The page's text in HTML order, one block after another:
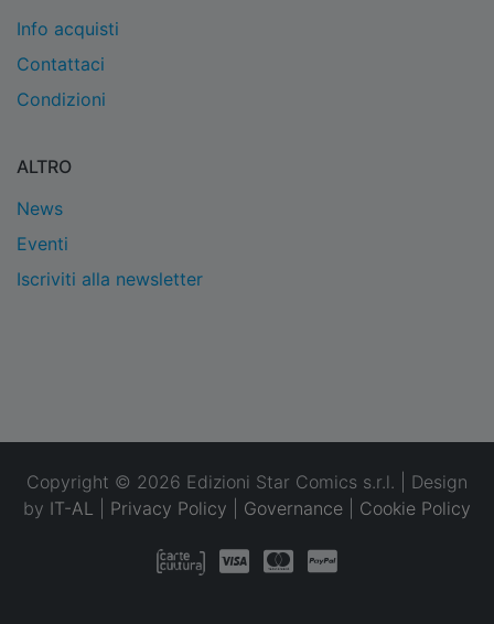
Info acquisti
Contattaci
Condizioni
ALTRO
News
Eventi
Iscriviti alla newsletter
Copyright © 2026 Edizioni Star Comics s.r.l. | Design
by IT-AL Privacy Policy Governance Cookie Policy